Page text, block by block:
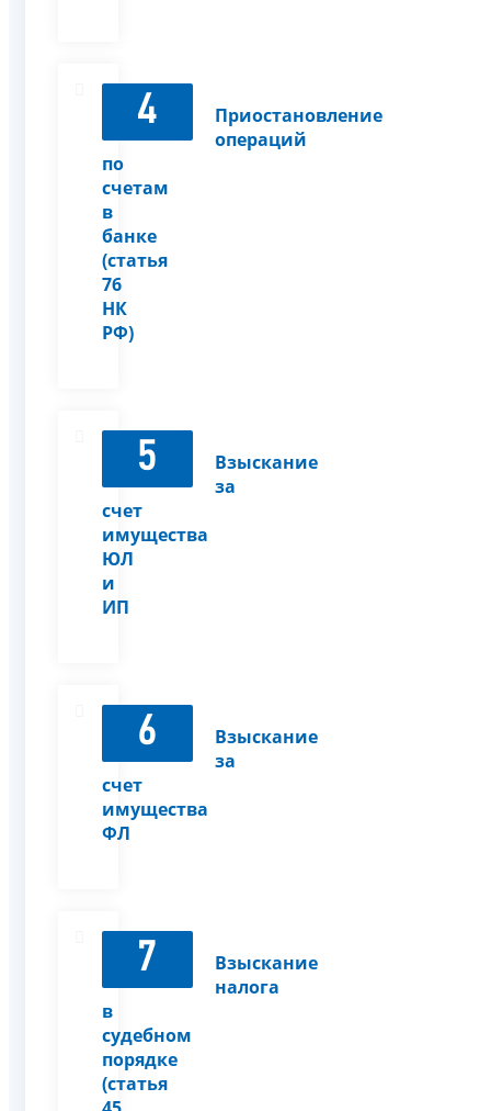
4
Приостановление
операций
по
счетам
в
банке
(статья
76
НК
РФ)
5
Взыскание
за
счет
имущества
ЮЛ
и
ИП
6
Взыскание
за
счет
имущества
ФЛ
7
Взыскание
налога
в
судебном
порядке
(статья